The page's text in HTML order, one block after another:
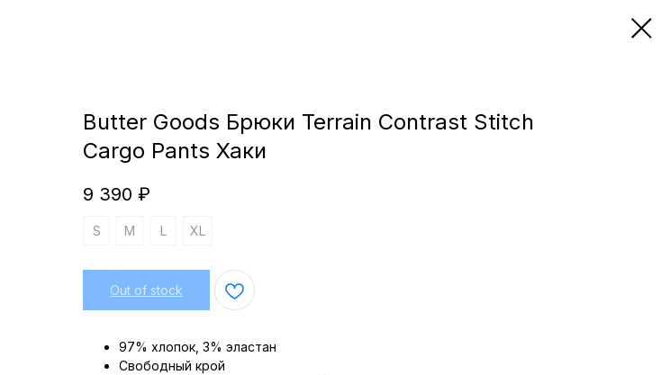
Butter Goods Брюки Terrain Contrast Stitch
Cargo Pants Хаки
9 390 ₽
S M L XL
Out of stock
97% хлопок, 3% эластан
Свободный крой